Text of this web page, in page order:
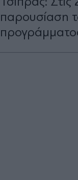
παρουσίαση